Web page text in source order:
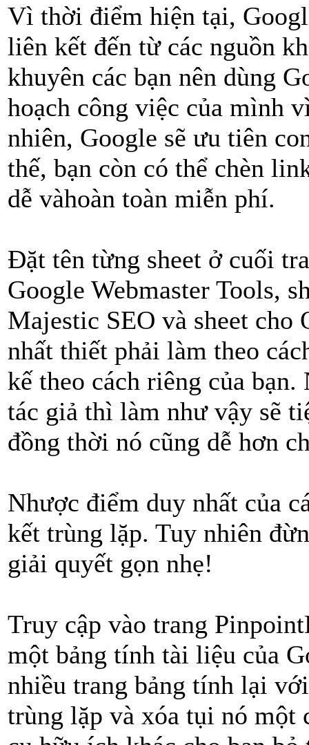
Vì thời điểm hiện tại,
liên kết đến từ các nguồn
khuyên các bạn nên dùng
hoạch công việc của mình
nhiên, Google sẽ ưu tiên
thế, bạn còn có thể chèn
dễ vàhoàn toàn miễn phí.
Đặt tên từng sheet ở cuối
Google Webmaster Tools,
Majestic SEO và sheet cho
nhất thiết phải làm theo
kế theo cách riêng của
tác giả thì làm như vậy sẽ
đồng thời nó cũng dễ hơn
Nhược điểm duy nhất của
kết trùng lặp. Tuy nhiên
giải quyết gọn nhẹ!
Truy cập vào trang
một bảng tính tài liệu của
nhiều trang bảng tính lại
trùng lặp và xóa tụi nó một